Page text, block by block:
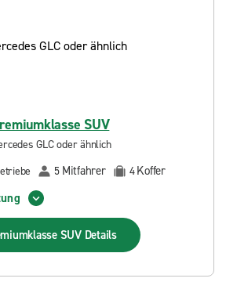
SUV
GLC oder ähnlich
5 Mitfahrer 4Koffer
SUV Details